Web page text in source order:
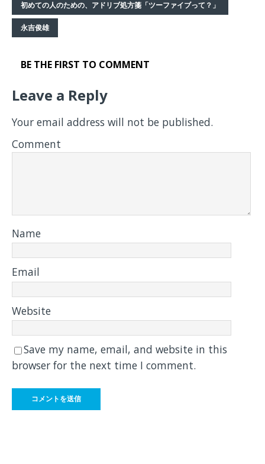
初めての人のための、アドリブ処方箋「ツーファイブって？」
永吉俊雄
BE THE FIRST TO COMMENT
Leave a Reply
Your email address will not be published.
Comment
Name
Email
Website
Save my name, email, and website in this
browser for the next time I comment.